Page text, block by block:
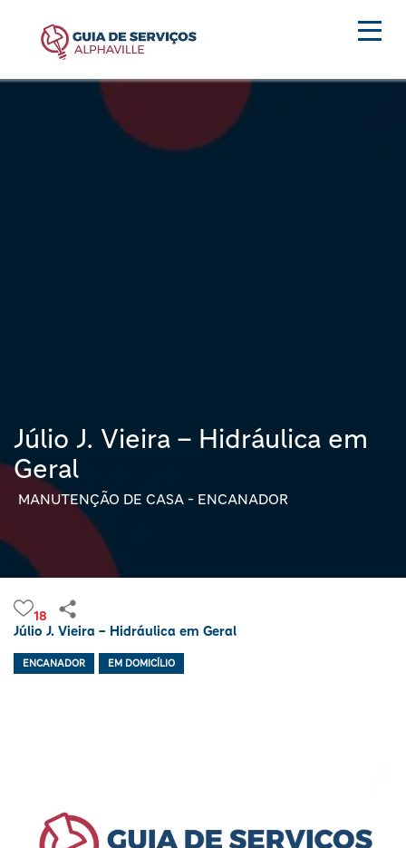
Júlio J. Vieira – Hidráulica em
Geral
MANUTENÇÃO DE CASA - ENCANADOR
18
Júlio J. Vieira – Hidráulica em Geral
ENCANADOR EM DOMICÍLIO